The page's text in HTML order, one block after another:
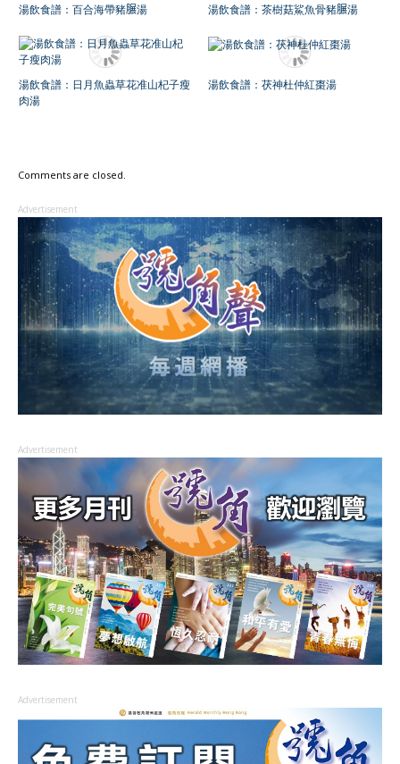
湯飲食譜：百合海帶豬𦟌湯 湯飲食譜：茶樹菇鯊魚骨豬𦟌湯
湯飲食譜：日月魚蟲草花准山杞子瘦
肉湯
湯飲食譜：茯神杜仲紅棗湯
Comments are closed.
Advertisement
Advertisement
Advertisement